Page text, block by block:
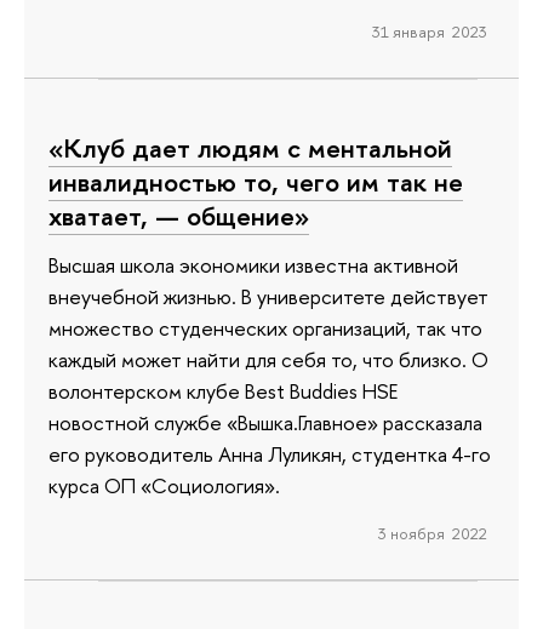
31 января 2023
«Клуб дает людям с ментальной
инвалидностью то, чего им так не
хватает, — общение»
Высшая школа экономики известна активной
внеучебной жизнью. В университете действует
множество студенческих организаций, так что
каждый может найти для себя то, что близко. О
волонтерском клубе Best Buddies HSE
новостной службе «Вышка.Главное» рассказала
его руководитель Анна Луликян, студентка 4-го
курса ОП «Социология».
3 ноября 2022